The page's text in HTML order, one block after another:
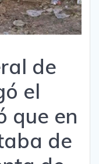
de
el
que en
de